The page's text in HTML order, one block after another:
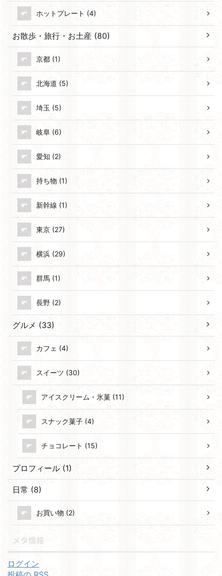
ホットプレート (4)
お散歩・旅行・お土産 (80)
京都 (1)
北海道 (5)
埼玉 (5)
岐阜 (6)
愛知 (2)
持ち物 (1)
新幹線 (1)
東京 (27)
横浜 (29)
群馬 (1)
長野 (2)
グルメ (33)
カフェ (4)
スイーツ (30)
アイスクリーム・氷菓 (11)
スナック菓子 (4)
チョコレート (15)
プロフィール (1)
日常 (8)
お買い物 (2)
メタ情報
ログイン